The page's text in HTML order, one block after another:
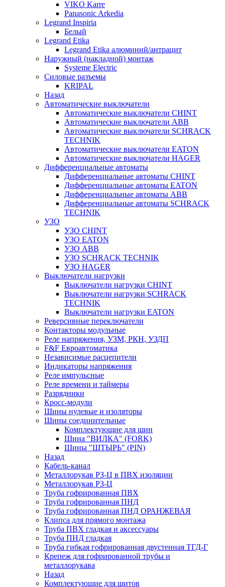
VIKO Karre
Panasonic Arkedia
Legrand Inspiria
Белый
Legrand Etika
Legrand Etika алюминий/антрацит
Наружный (накладной) монтаж
Systeme Electric
Силовые разъемы
KRIPAL
Назад
Автоматические выключатели
Автоматические выключатели CHINT
Автоматические выключатели ABB
Автоматические выключатели SCHRACK
TECHNIK
Автоматические выключатели EATON
Автоматические выключатели HAGER
Дифференциальные автоматы
Дифференциальные автоматы CHINT
Дифференциальные автоматы EATON
Дифференциальные автоматы ABB
Дифференциальные автоматы SCHRACK
TECHNIK
УЗО
УЗО CHINT
УЗО EATON
УЗО ABB
УЗО SCHRACK TECHNIK
УЗО HAGER
Выключатели нагрузки
Выключатели нагрузки CHINT
Выключатели нагрузки SCHRACK
TECHNIK
Выключатели нагрузки EATON
Реверсивные переключатели
Контакторы модульные
Реле напряжения, УЗМ, РКН, УЗДП
F&F Евроавтоматика
Независимые расцепители
Индикаторы напряжения
Реле импульсные
Реле времени и таймеры
Разрядники
Кросс-модули
Шины нулевые и изоляторы
Шины соединительные
Комплектующие для шин
Шина "ВИЛКА" (FORK)
Шины "ШТЫРЬ" (PIN)
Назад
Кабель-канал
Металлорукав РЗ-Ц в ПВХ изоляции
Металлорукав РЗ-Ц
Труба гофрированная ПВХ
Труба гофрированная ПНД
Труба гофрированная ПНД ОРАНЖЕВАЯ
Клипса для прямого монтажа
Труба ПВХ гладкая и аксессуары
Труба ПНД гладкая
Труба гибкая гофрированная двустенная ТГД-Г
Крепеж для гофрированной трубы и
металлорукава
Назад
Комплектующие для щитов